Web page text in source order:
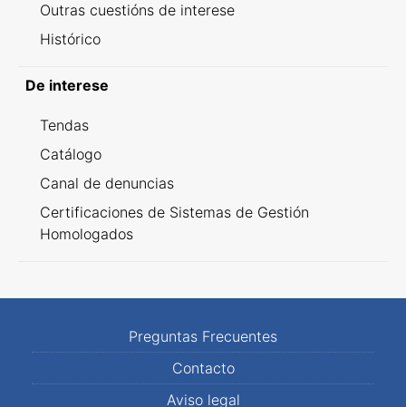
Outras cuestións de interese
Histórico
De interese
Tendas
Catálogo
Canal de denuncias
Certificaciones de Sistemas de Gestión
Homologados
Preguntas Frecuentes
Contacto
Aviso legal